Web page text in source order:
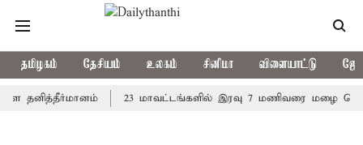
தமிழகம் தேசியம் உலகம் சினிமா விளையாட்டு
தனித்தீர்மானம் 23 மாவட்டங்களில் இரவு 7 மணிவரை மழை